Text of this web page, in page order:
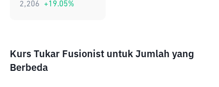
2,206 +19.05%
Kurs Tukar Fusionist untuk Jumlah yang
Berbeda